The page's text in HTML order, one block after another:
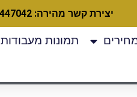
יצירת קשר מהירה: 054-9447042
תמונות מעבודות